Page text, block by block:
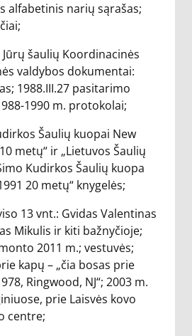
alfabetinis narių sąrašas;
šaulių Koordinacinės
valdybos dokumentai:
1988.III.27 pasitarimo
1990 m. protokolai;
Šaulių kuopai New
metų“ ir „Lietuvos Šaulių
Kudirkos Šaulių kuopa
20 metų“ knygelės;
13 vnt.: Gvidas Valentinas
Mikulis ir kiti bažnyčioje;
2011 m.; vestuvės;
kapų – „čia bosas prie
Ringwood, NJ“; 2003 m.
prie Laisvės kovo
centre;